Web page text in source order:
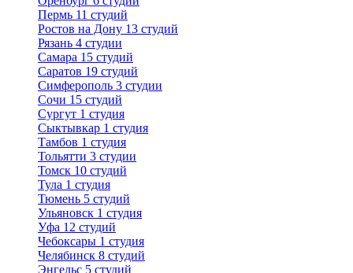
Пермь 11 студий
Ростов на Дону 13 студий
Рязань 4 студии
Самара 15 студий
Саратов 19 студий
Симферополь 3 студии
Сочи 15 студий
Сургут 1 студия
Сыктывкар 1 студия
Тамбов 1 студия
Тольятти 3 студии
Томск 10 студий
Тула 1 студия
Тюмень 5 студий
Ульяновск 1 студия
Уфа 12 студий
Чебоксары 1 студия
Челябинск 8 студий
Энгельс 5 студий